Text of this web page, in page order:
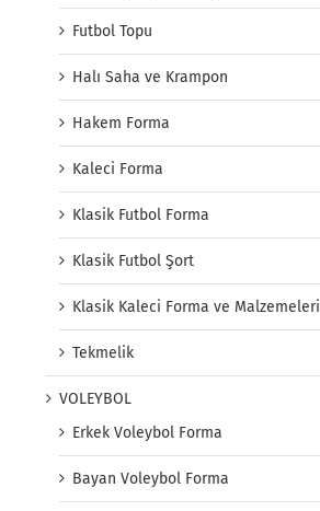
Futbol Topu
Halı Saha ve Krampon
Hakem Forma
Kaleci Forma
Klasik Futbol Forma
Klasik Futbol Şort
Klasik Kaleci Forma ve Malzemeleri
Tekmelik
VOLEYBOL
Erkek Voleybol Forma
Bayan Voleybol Forma